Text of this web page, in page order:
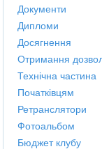
Документи
Дипломи
Досягнення
Отримання
Технічна частина
Початківцям
Ретранслятори
Фотоальбом
Бюджет клубу